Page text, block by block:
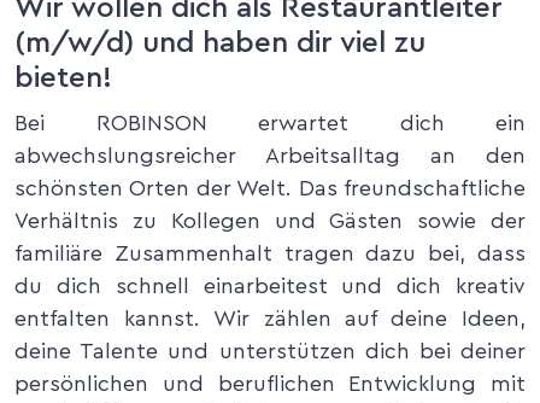
Wir wollen dich als Restaurantleiter
(m/w/d) und haben dir viel zu
bieten!
Bei ROBINSON erwartet dich ein
abwechslungsreicher Arbeitsalltag an den
schönsten Orten der Welt. Das freundschaftliche
Verhältnis zu Kollegen und Gästen sowie der
familiäre Zusammenhalt tragen dazu bei, dass
du dich schnell einarbeitest und dich kreativ
entfalten kannst. Wir zählen auf deine Ideen,
deine Talente und unterstützen dich bei deiner
persönlichen und beruflichen Entwicklung mit